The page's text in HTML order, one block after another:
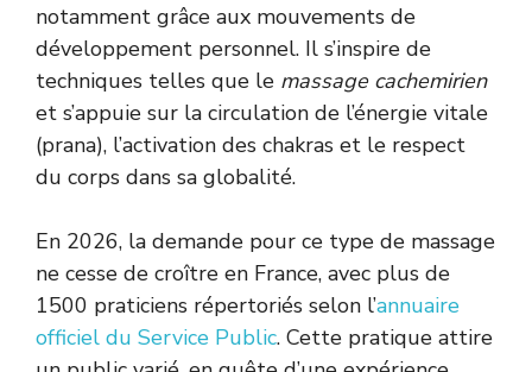
notamment grâce aux mouvements de
développement personnel. Il s’inspire de
techniques telles que le massage cachemirien
et s’appuie sur la circulation de l’énergie vitale
(prana), l’activation des chakras et le respect
du corps dans sa globalité.
En 2026, la demande pour ce type de massage
ne cesse de croître en France, avec plus de
1500 praticiens répertoriés selon l’annuaire
officiel du Service Public. Cette pratique attire